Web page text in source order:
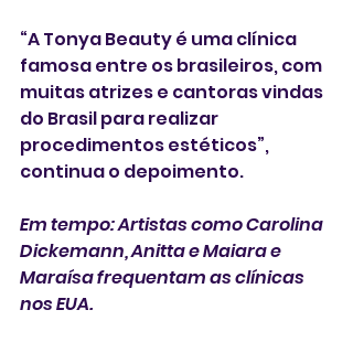
“A Tonya Beauty é uma clínica
famosa entre os brasileiros, com
muitas atrizes e cantoras vindas
do Brasil para realizar
procedimentos estéticos”,
continua o depoimento.
Em tempo: Artistas como Carolina
Dickemann, Anitta e Maiara e
Maraísa frequentam as clínicas
nos EUA.